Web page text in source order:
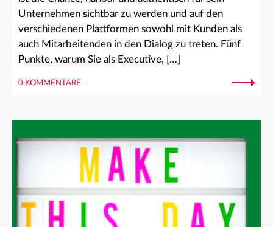
Unternehmen sichtbar zu werden und auf den
verschiedenen Plattformen sowohl mit Kunden als
auch Mitarbeitenden in den Dialog zu treten. Fünf
Punkte, warum Sie als Executive, […]
0 KOMMENTARE